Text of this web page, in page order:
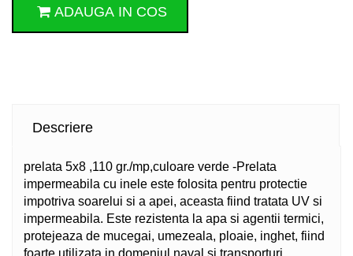
ADAUGA IN COS
Descriere
prelata 5x8 ,110 gr./mp,culoare verde -Prelata
impermeabila cu inele este folosita pentru protectie
impotriva soarelui si a apei, aceasta fiind tratata UV si
impermeabila. Este rezistenta la apa si agentii termici,
protejeaza de mucegai, umezeala, ploaie, inghet, fiind